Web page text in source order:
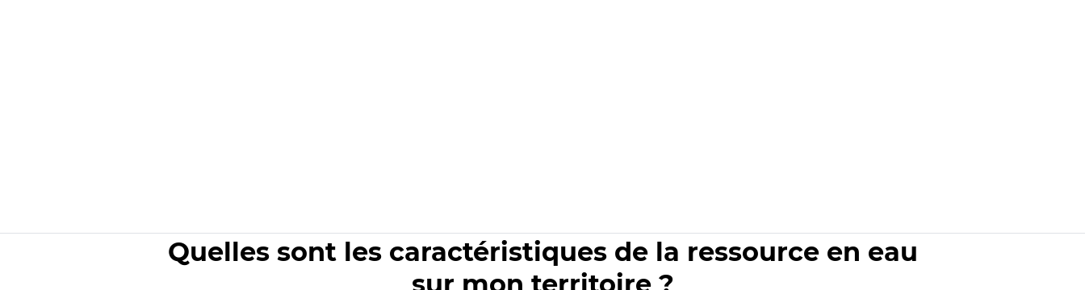
Quelles sont les caractéristiques de la ressource en eau